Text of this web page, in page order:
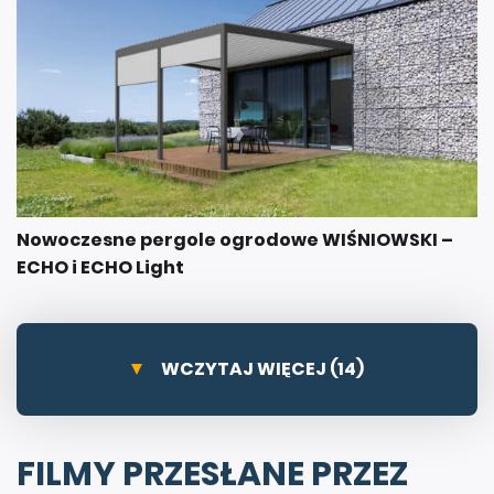
Nowoczesne pergole ogrodowe WIŚNIOWSKI –
ECHO i ECHO Light
WCZYTAJ WIĘCEJ (14)
FILMY PRZESŁANE PRZEZ